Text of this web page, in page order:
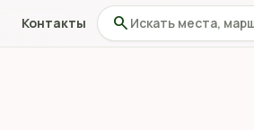
Контакты Поиск по сайту
search